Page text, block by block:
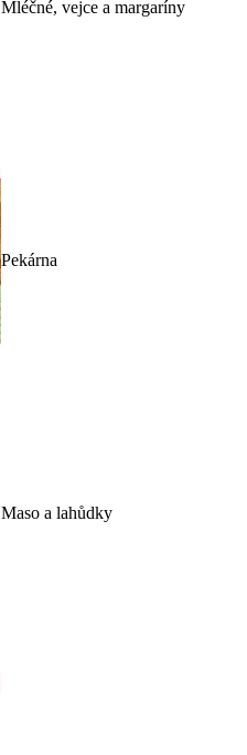
Mléčné, vejce a margaríny
Pekárna
Maso a lahůdky